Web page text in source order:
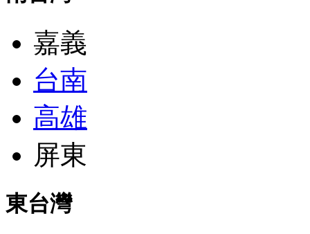
嘉義
台南
高雄
屏東
東台灣